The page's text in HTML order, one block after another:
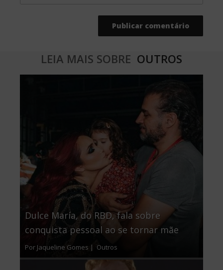
LEIA MAIS SOBRE OUTROS
Dulce María, do RBD, fala sobre
conquista pessoal ao se tornar mãe
Por Jaqueline Gomes | Outros